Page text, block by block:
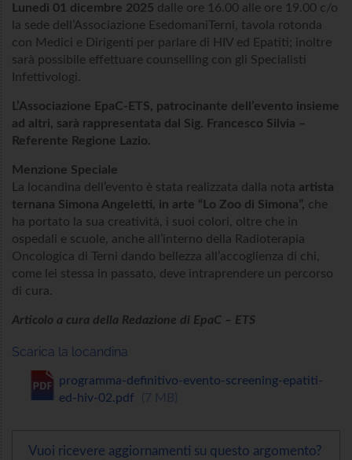
Lunedì 01 dicembre 2025 dalle ore 16.00 alle ore 19.00 c/o
la sede dell’Associazione EsedomaniTerni, tavola rotonda
con Medici e Dirigenti per parlare di HIV ed Epatiti; inoltre
sarà possibile effettuare counselling con gli Specialisti
Infettivologi.
L’Associazione EpaC-ETS, patrocinante dell’evento insieme
ad altri, sarà rappresentata dal Sig. Francesco Silvia –
Referente Regione Lazio.
Menzione Speciale
La locandina dell’evento è stata realizzata dalla nota artista
ternana Simona Angeletti, in arte “Lo Zoo di Simona”, che
ha portato la sua creatività, i suoi colori, oltre che in
ospedali e scuole, anche all’interno della Radioterapia
Oncologica di Terni dando bellezza all’accoglienza di chi,
come lei stessa in passato, deve intraprendere un percorso
di cura.
Articolo a cura della Redazione di EpaC – ETS
Scarica la locandina
programma-definitivo-evento-screening-epatiti-
ed-hiv-02.pdf
7 MB
Vuoi ricevere aggiornamenti su questo argomento?